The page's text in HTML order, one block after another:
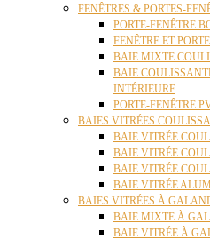
FENÊTRES & PORTES-
PORTE-FENÊTRE
FENÊTRE ET
BAIE MIXTE
BAIE
INTÉRIEURE
PORTE-FENÊTRE
BAIES VITRÉES
BAIE VITRÉE
BAIE VITRÉE
BAIE VITRÉE
BAIE VITRÉE
BAIES VITRÉES À
BAIE MIXTE À
BAIE VITRÉE À